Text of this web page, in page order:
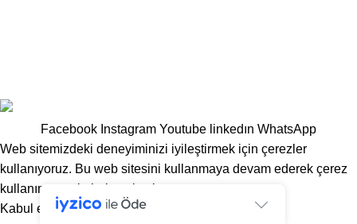
Facebook Instagram Youtube linkedın WhatsApp
Web sitemizdeki deneyiminizi iyileştirmek için çerezler
kullanıyoruz. Bu web sitesini kullanmaya devam ederek çerez
kullanımımızı kabul etmiş olursunuz.
Kabul etmek